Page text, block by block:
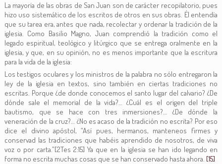
La mayoría de las obras de San Juan son de carácter recopilatorio, pues
hizo uso sistemático de los escritos de otros en sus obras. Él entendía
que su tarea era, antes que nada, recolectar y ordenar la tradición de la
iglesia. Como Basilio Magno, Juan comprendió la tradición como el
legado espiritual, teológico y litúrgico que se entrega oralmente en la
iglesia, y que, en su opinión, no es menos importante que la escritura
para la vida de la iglesia:
Los testigos oculares y los ministros de la palabra no sólo entregaron la
ley de la iglesia en textos, sino también en ciertas tradiciones no
escritas. Porque ¿de donde conocemos el santo lugar del calvario? ¿De
dónde sale el memorial de la vida?… ¿Cuál es el origen del triple
bautismo, que se hace con tres inmersiones?… ¿De dónde la
veneración de la cruz?… ¿No es acaso de la tradición no escrita? Por eso
dice el divino apóstol, “Así pues, hermanos, manteneos firmes y
conservad las tradiciones que habéis aprendido de nosotros, de viva
voz o por carta.”[2Tes 2:15] Ya que en la iglesia se han ido legando en
forma no escrita muchas cosas que se han conservado hasta ahora. [15]